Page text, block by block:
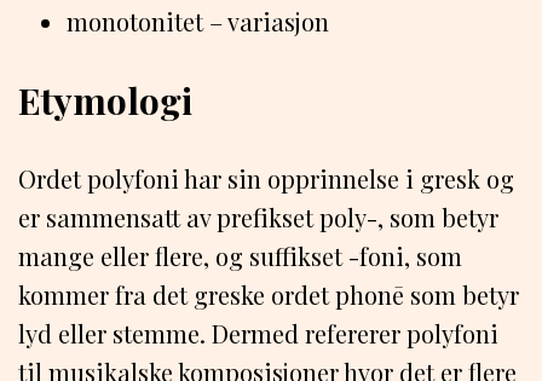
monotonitet – variasjon
Etymologi
Ordet polyfoni har sin opprinnelse i gresk og
er sammensatt av prefikset poly-, som betyr
mange eller flere, og suffikset -foni, som
kommer fra det greske ordet phonē som betyr
lyd eller stemme. Dermed refererer polyfoni
til musikalske komposisjoner hvor det er flere